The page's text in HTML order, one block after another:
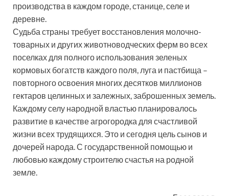
производства в каждом городе, станице, селе и
деревне.
Судьба страны требует восстановления молочно-
товарных и других животноводческих ферм во всех
поселках для полного использования зеленых
кормовых богатств каждого поля, луга и пастбища –
повторного освоения многих десятков миллионов
гектаров целинных и залежных, заброшенных земель.
Каждому селу народной властью планировалось
развитие в качестве агрогородка для счастливой
жизни всех трудящихся. Это и сегодня цель сынов и
дочерей народа. С государственной помощью и
любовью каждому строителю счастья на родной
земле.